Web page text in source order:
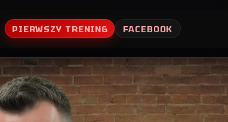
PIERWSZY TRENING FACEBOOK